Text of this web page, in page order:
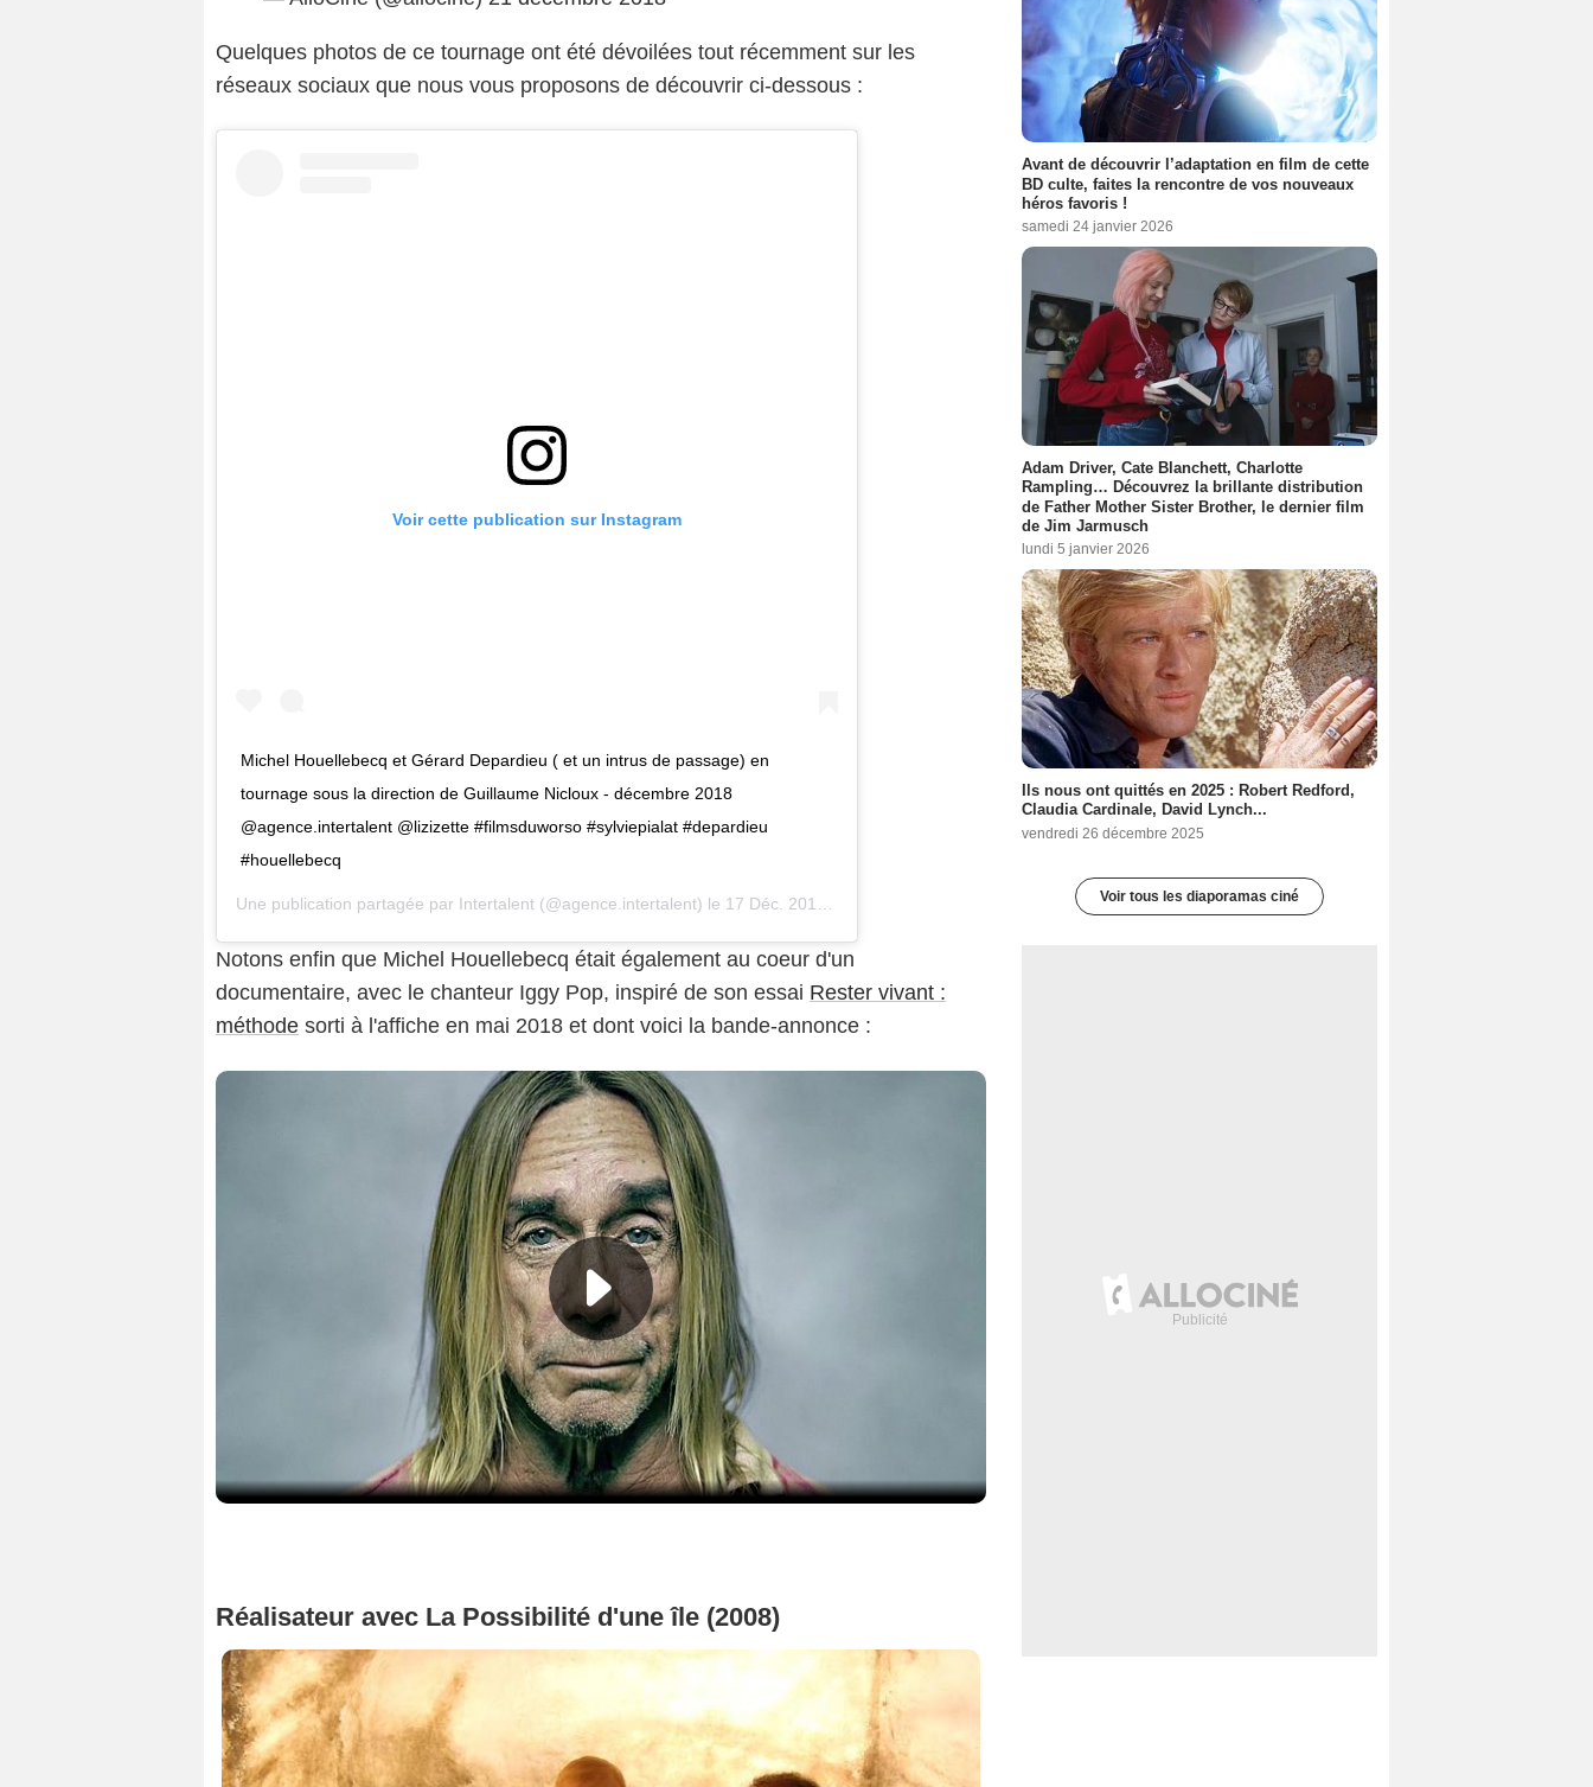
Quelques photos de ce tournage ont été dévoilées tout récemment sur les
réseaux sociaux que nous vous proposons de découvrir ci-dessous :
Voir cette publication sur Instagram
Michel Houellebecq et Gérard Depardieu ( et un intrus de passage) en
tournage sous la direction de Guillaume Nicloux - décembre 2018
@agence.intertalent @lizizette #filmsduworso #sylviepialat #depardieu
#houellebecq
Une publication partagée par Intertalent (@agence.intertalent) le 17 Déc. 2018 à 9 :15 PST
Notons enfin que Michel Houellebecq était également au coeur d'un
documentaire, avec le chanteur Iggy Pop, inspiré de son essai Rester vivant :
méthode sorti à l'affiche en mai 2018 et dont voici la bande-annonce :
Réalisateur avec La Possibilité d'une île (2008)
Avant de découvrir l’adaptation en film de cette
BD culte, faites la rencontre de vos nouveaux
héros favoris !
samedi 24 janvier 2026
Adam Driver, Cate Blanchett, Charlotte
Rampling… Découvrez la brillante distribution
de Father Mother Sister Brother, le dernier film
de Jim Jarmusch
lundi 5 janvier 2026
Ils nous ont quittés en 2025 : Robert Redford,
Claudia Cardinale, David Lynch...
vendredi 26 décembre 2025
Voir tous les diaporamas ciné